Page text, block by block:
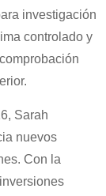
investigación
controlado y
Sarah
nuevos
Con la